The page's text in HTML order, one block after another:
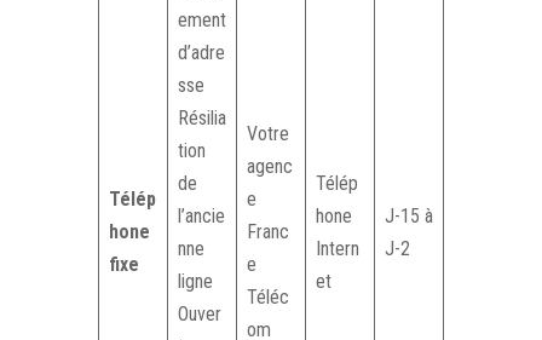
Télép
hone
fixe
ement
d’adre
sse
Résilia
tion
de
l’ancie
nne
ligne
Ouver
Votre
agenc
e
Franc
e
Téléc
om
Télép
hone
Intern
et
J-15 à
J-2